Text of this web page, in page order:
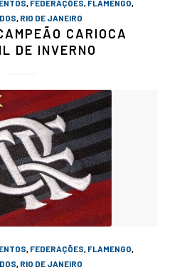
, FEDERAÇÕES, FLAMENGO,
, RIO DE JANEIRO
CARIOCA
DE INVERNO
, FEDERAÇÕES, FLAMENGO,
, RIO DE JANEIRO